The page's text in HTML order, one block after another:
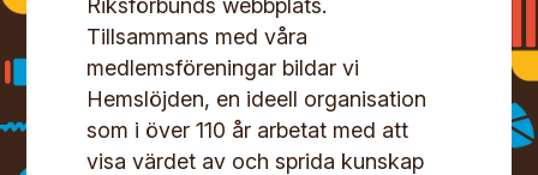
Riksförbunds webbplats.
Tillsammans med våra
medlemsföreningar bildar vi
Hemslöjden, en ideell organisation
som i över 110 år arbetat med att
visa värdet av och sprida kunskap